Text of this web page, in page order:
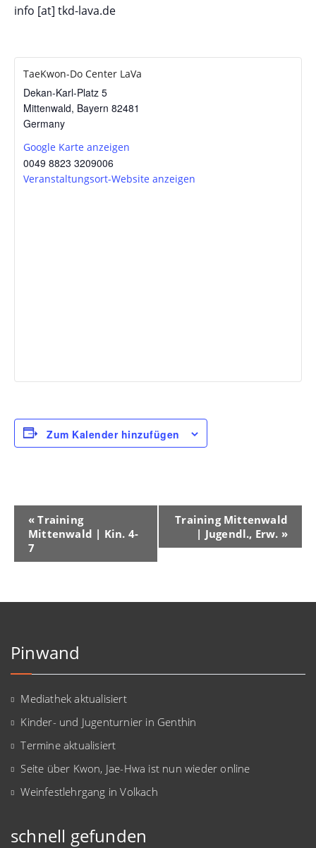
info [at] tkd-lava.de
TaeKwon-Do Center LaVa
Dekan-Karl-Platz 5
Mittenwald, Bayern 82481
Germany
Google Karte anzeigen
0049 8823 3209006
Veranstaltungsort-Website anzeigen
Zum Kalender hinzufügen
Veranstaltung-
Navigation
« Training
Mittenwald | Kin. 4-
7
Training Mittenwald
| Jugendl., Erw. »
Pinwand
Mediathek aktualisiert
Kinder- und Jugenturnier in Genthin
Termine aktualisiert
Seite über Kwon, Jae-Hwa ist nun wieder online
Weinfestlehrgang in Volkach
schnell gefunden